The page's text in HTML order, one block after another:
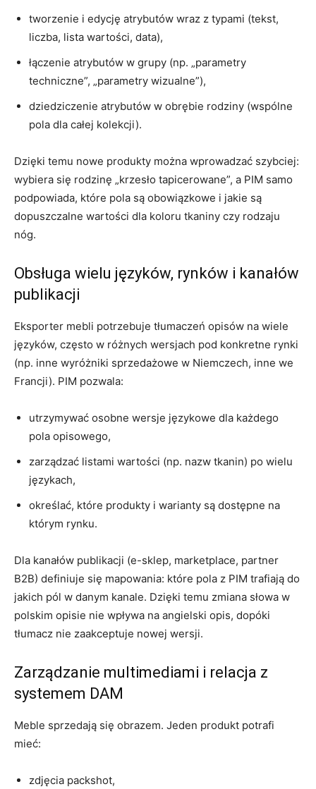
tworzenie i edycję atrybutów wraz z typami (tekst,
liczba, lista wartości, data),
łączenie atrybutów w grupy (np. „parametry
techniczne”, „parametry wizualne”),
dziedziczenie atrybutów w obrębie rodziny (wspólne
pola dla całej kolekcji).
Dzięki temu nowe produkty można wprowadzać szybciej:
wybiera się rodzinę „krzesło tapicerowane”, a PIM samo
podpowiada, które pola są obowiązkowe i jakie są
dopuszczalne wartości dla koloru tkaniny czy rodzaju
nóg.
Obsługa wielu języków, rynków i kanałów
publikacji
Eksporter mebli potrzebuje tłumaczeń opisów na wiele
języków, często w różnych wersjach pod konkretne rynki
(np. inne wyróżniki sprzedażowe w Niemczech, inne we
Francji). PIM pozwala:
utrzymywać osobne wersje językowe dla każdego
pola opisowego,
zarządzać listami wartości (np. nazw tkanin) po wielu
językach,
określać, które produkty i warianty są dostępne na
którym rynku.
Dla kanałów publikacji (e-sklep, marketplace, partner
B2B) definiuje się mapowania: które pola z PIM trafiają do
jakich pól w danym kanale. Dzięki temu zmiana słowa w
polskim opisie nie wpływa na angielski opis, dopóki
tłumacz nie zaakceptuje nowej wersji.
Zarządzanie multimediami i relacja z
systemem DAM
Meble sprzedają się obrazem. Jeden produkt potrafi
mieć:
zdjęcia packshot,